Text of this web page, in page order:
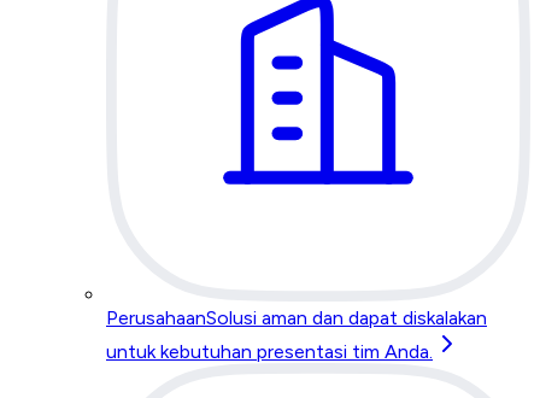
PerusahaanSolusi aman dan dapat diskalakan
untuk kebutuhan presentasi tim Anda.